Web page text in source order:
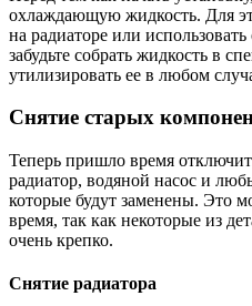
охлаждающую жидкость. Для
на радиаторе или
забудьте собрать жидкость в
утилизировать ее в любом
Снятие старых
Теперь пришло время
радиатор, водяной насос и
которые будут заменены. Это
время, так как некоторые из
очень крепко.
Снятие радиатора